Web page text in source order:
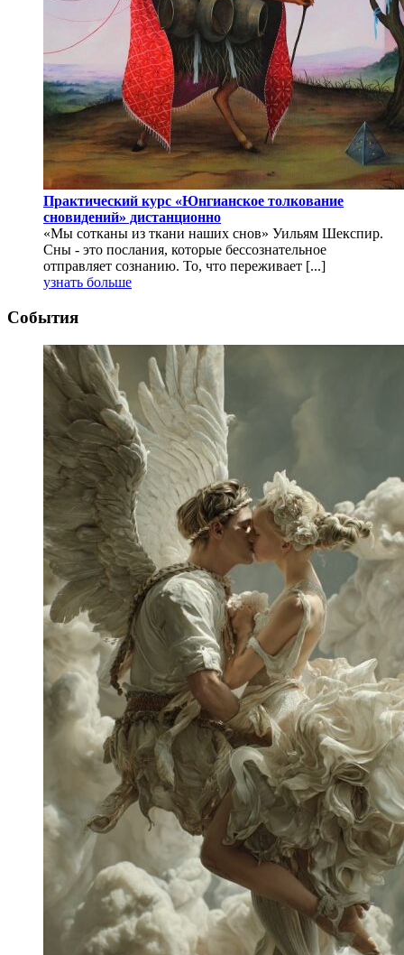
Практический курс «Юнгианское толкование
сновидений» дистанционно
«Мы сотканы из ткани наших снов» Уильям Шекспир.
Сны - это послания, которые бессознательное
отправляет сознанию. То, что переживает [...]
узнать больше
События